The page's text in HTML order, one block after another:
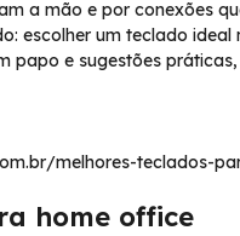
a mão e por conexões
escolher um teclado
papo e sugestões
melhores-teclados-
home office